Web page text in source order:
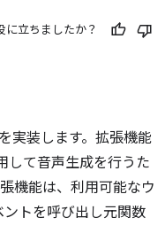
に立ちましたか？
実装します。拡張機能
して音声生成を行うた
機能は、利用可能なウ
トを呼び出し元関数